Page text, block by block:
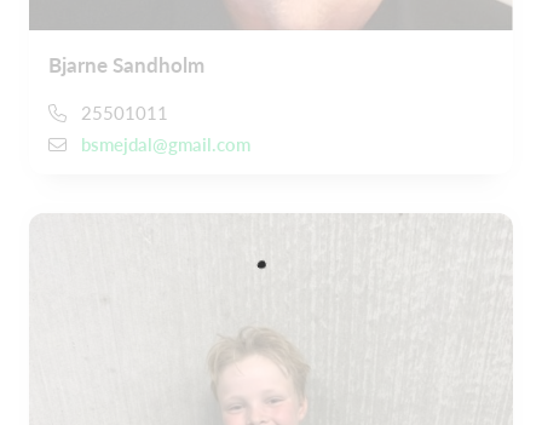
Bjarne Sandholm
25501011
bsmejdal@gmail.com